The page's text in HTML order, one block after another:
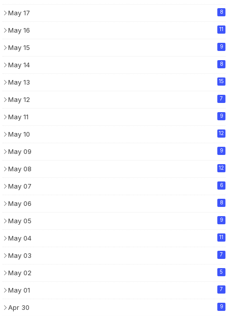
May 17 8
May 16 11
May 15 9
May 14 8
May 13 15
May 12 7
May 11 9
May 10 12
May 09 9
May 08 12
May 07 6
May 06 8
May 05 9
May 04 11
May 03 7
May 02 5
May 01 7
Apr 30 9